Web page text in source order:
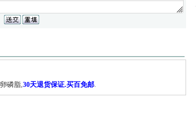
磷脂,30天退货保证.买百免邮.